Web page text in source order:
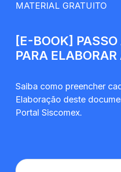
MATERIAL GRATUITO
[E-BOOK] PASSO
PARA
Saiba como preencher
Elaboração deste
Portal Siscomex.